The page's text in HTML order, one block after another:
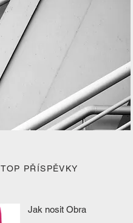
TOP PŘÍSPĚVKY
Jak nosit Obra